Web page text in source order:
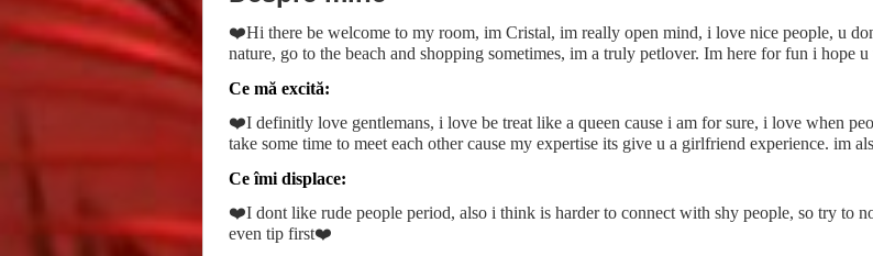
❤️Hi there be welcome to my room, im Cristal, im really open mind, i love nice people, u
nature, go to the beach and shopping sometimes, im a truly petlover. Im here for fun i hope
Ce mă excită:
❤️I definitly love gentlemans, i love be treat like a queen cause i am for sure, i love when
take some time to meet each other cause my expertise its give u a girlfriend experience. im
Ce îmi displace:
❤️I dont like rude people period, also i think is harder to connect with shy people, so try to
even tip first❤️